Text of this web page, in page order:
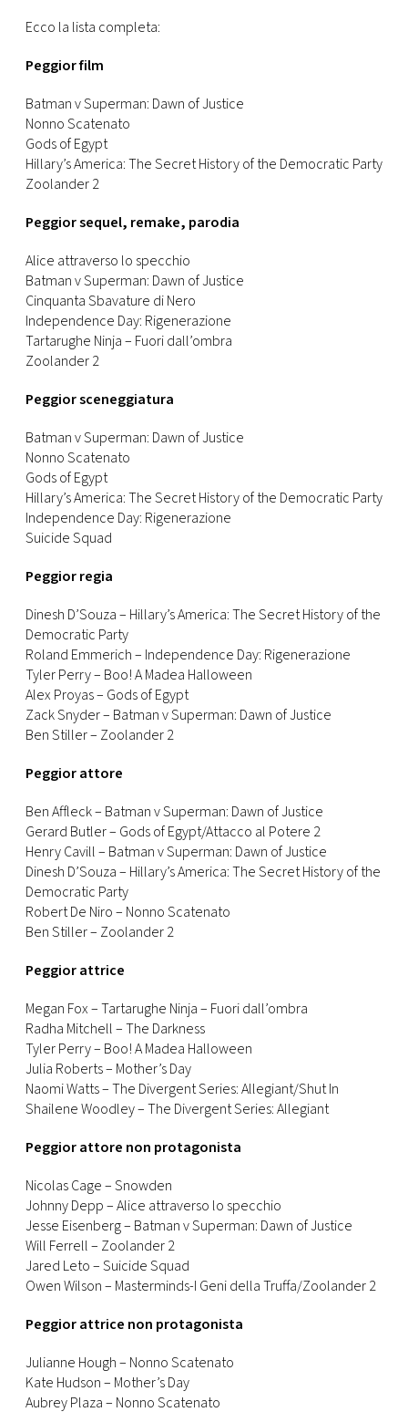
Ecco la lista completa:
Peggior film
Batman v Superman: Dawn of Justice
Nonno Scatenato
Gods of Egypt
Hillary’s America: The Secret History of the Democratic Party
Zoolander 2
Peggior sequel, remake, parodia
Alice attraverso lo specchio
Batman v Superman: Dawn of Justice
Cinquanta Sbavature di Nero
Independence Day: Rigenerazione
Tartarughe Ninja – Fuori dall’ombra
Zoolander 2
Peggior sceneggiatura
Batman v Superman: Dawn of Justice
Nonno Scatenato
Gods of Egypt
Hillary’s America: The Secret History of the Democratic Party
Independence Day: Rigenerazione
Suicide Squad
Peggior regia
Dinesh D’Souza – Hillary’s America: The Secret History of the
Democratic Party
Roland Emmerich – Independence Day: Rigenerazione
Tyler Perry – Boo! A Madea Halloween
Alex Proyas – Gods of Egypt
Zack Snyder – Batman v Superman: Dawn of Justice
Ben Stiller – Zoolander 2
Peggior attore
Ben Affleck – Batman v Superman: Dawn of Justice
Gerard Butler – Gods of Egypt/Attacco al Potere 2
Henry Cavill – Batman v Superman: Dawn of Justice
Dinesh D’Souza – Hillary’s America: The Secret History of the
Democratic Party
Robert De Niro – Nonno Scatenato
Ben Stiller – Zoolander 2
Peggior attrice
Megan Fox – Tartarughe Ninja – Fuori dall’ombra
Radha Mitchell – The Darkness
Tyler Perry – Boo! A Madea Halloween
Julia Roberts – Mother’s Day
Naomi Watts – The Divergent Series: Allegiant/Shut In
Shailene Woodley – The Divergent Series: Allegiant
Peggior attore non protagonista
Nicolas Cage – Snowden
Johnny Depp – Alice attraverso lo specchio
Jesse Eisenberg – Batman v Superman: Dawn of Justice
Will Ferrell – Zoolander 2
Jared Leto – Suicide Squad
Owen Wilson – Masterminds-I Geni della Truffa/Zoolander 2
Peggior attrice non protagonista
Julianne Hough – Nonno Scatenato
Kate Hudson – Mother’s Day
Aubrey Plaza – Nonno Scatenato